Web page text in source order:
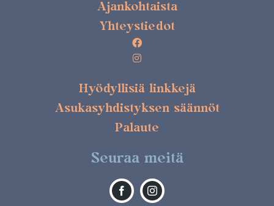
Ajankohtaista
Yhteystiedot
Hyödyllisiä linkkejä
Asukasyhdistyksen säännöt
Palaute
Seuraa meitä